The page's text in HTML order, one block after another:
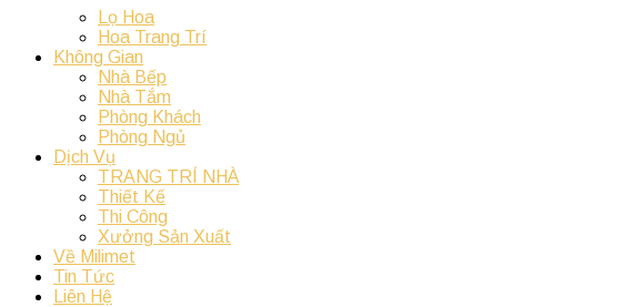
Lọ Hoa
Hoa Trang Trí
Không Gian
Nhà Bếp
Nhà Tắm
Phòng Khách
Phòng Ngủ
Dịch Vụ
TRANG TRÍ NHÀ
Thiết Kế
Thi Công
Xưởng Sản Xuất
Về Milimet
Tin Tức
Liên Hệ